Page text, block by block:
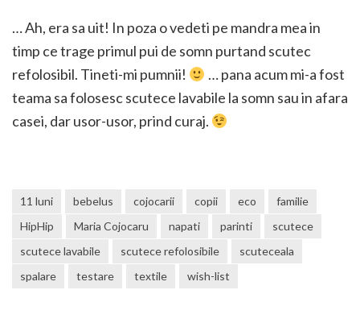
… Ah, era sa uit! In poza o vedeti pe mandra mea in
timp ce trage primul pui de somn purtand scutec
refolosibil. Tineti-mi pumnii!
… pana acum mi-a fost
teama sa folosesc scutece lavabile la somn sau in afara
casei, dar usor-usor, prind curaj.
11 luni bebelus cojocarii copii eco
familie
HipHip
Maria Cojocaru napati parinti
scutece
scutece lavabile
scutece refolosibile
scuteceala
spalare
testare textile wish-list